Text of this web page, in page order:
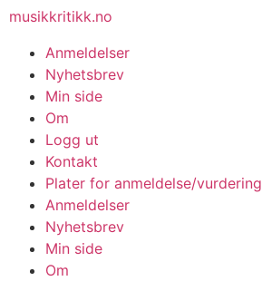
musikkritikk.no
Anmeldelser
Nyhetsbrev
Min side
Om
Logg ut
Kontakt
Plater for anmeldelse/vurdering
Anmeldelser
Nyhetsbrev
Min side
Om